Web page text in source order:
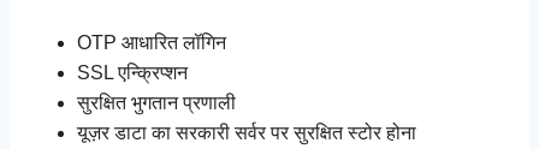
OTP आधारित लॉगिन
SSL एन्क्रिप्शन
सुरक्षित भुगतान प्रणाली
यूज़र डाटा का सरकारी सर्वर पर सुरक्षित स्टोर होना